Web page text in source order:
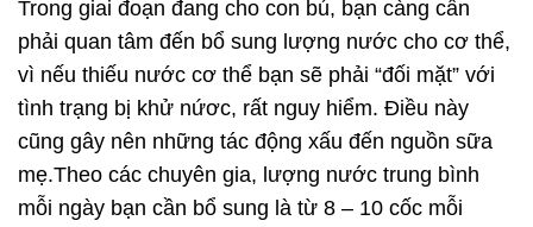
Trong giai đoạn đang cho con bú, bạn càng cần
phải quan tâm đến bổ sung lượng nước cho cơ thể,
vì nếu thiếu nước cơ thể bạn sẽ phải “đối mặt” với
tình trạng bị khử nứơc, rất nguy hiểm. Điều này
cũng gây nên những tác động xấu đến nguồn sữa
mẹ.Theo các chuyên gia, lượng nước trung bình
mỗi ngày bạn cần bổ sung là từ 8 – 10 cốc mỗi